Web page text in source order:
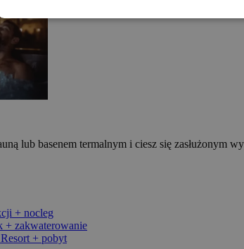
lub basenem termalnym i ciesz się zasłużonym
+ nocleg
+ zakwaterowanie
+ pobyt